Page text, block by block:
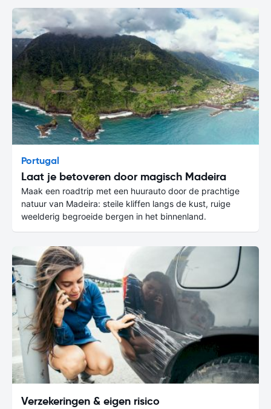
Portugal
Laat je betoveren door magisch Madeira
Maak een roadtrip met een huurauto door de prachtige
natuur van Madeira: steile kliffen langs de kust, ruige
weelderig begroeide bergen in het binnenland.
Verzekeringen & eigen risico